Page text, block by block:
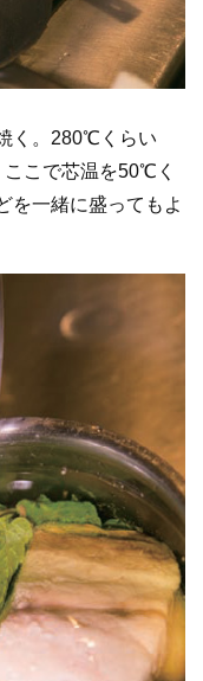
く。280℃くらい
こで芯温を50℃く
を一緒に盛ってもよ